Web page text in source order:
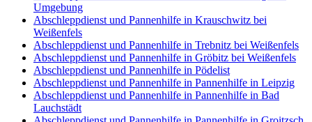
Umgebung
Abschleppdienst und Pannenhilfe in Krauschwitz bei
Weißenfels
Abschleppdienst und Pannenhilfe in Trebnitz bei Weißenfels
Abschleppdienst und Pannenhilfe in Gröbitz bei Weißenfels
Abschleppdienst und Pannenhilfe in Pödelist
Abschleppdienst und Pannenhilfe in Pannenhilfe in Leipzig
Abschleppdienst und Pannenhilfe in Pannenhilfe in Bad
Lauchstädt